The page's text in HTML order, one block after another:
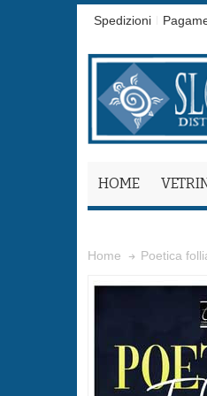
Spedizioni
HOME
Home Poetica